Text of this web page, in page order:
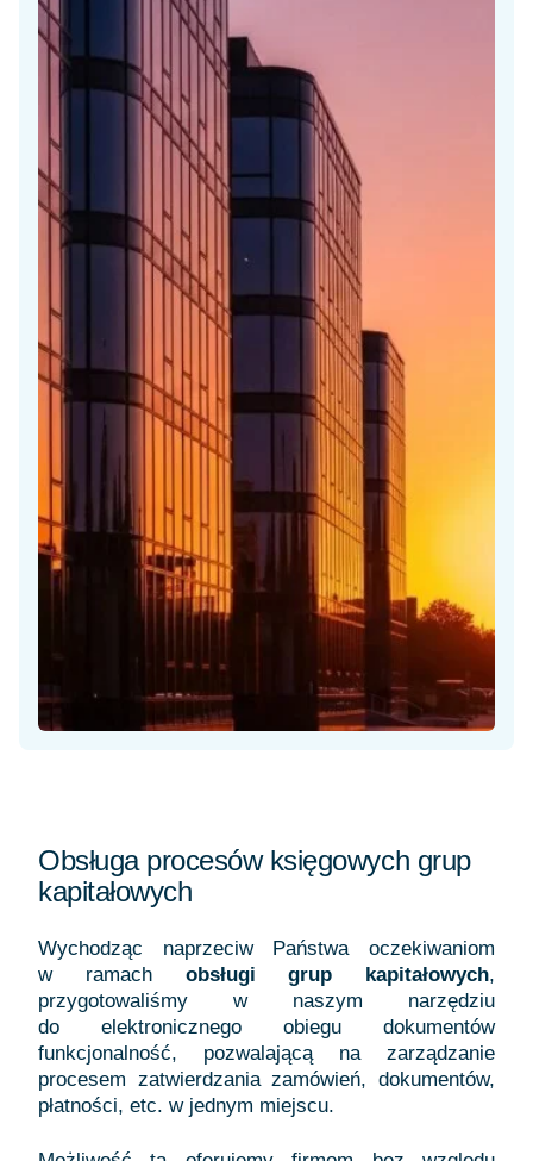
Obsługa procesów księgowych grup
kapitałowych
Wychodząc naprzeciw Państwa oczekiwaniom
w ramach
obsługi grup kapitałowych,
przygotowaliśmy w naszym narzędziu
do elektronicznego obiegu dokumentów
funkcjonalność, pozwalającą na zarządzanie
procesem zatwierdzania zamówień, dokumentów,
płatności, etc. w jednym miejscu.